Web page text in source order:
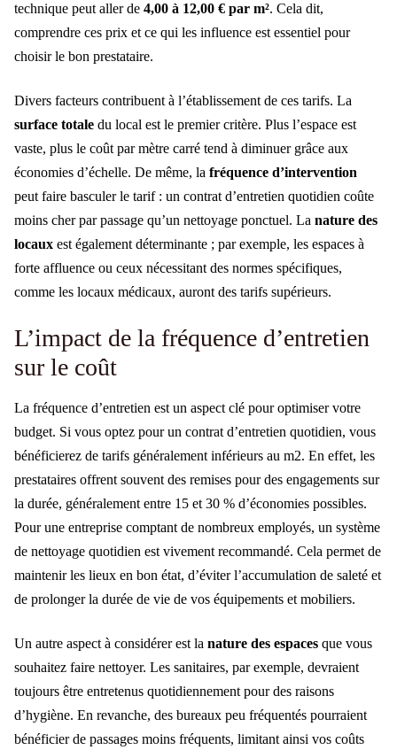
technique peut aller de 4,00 à 12,00 € par m². Cela dit,
comprendre ces prix et ce qui les influence est essentiel pour
choisir le bon prestataire.
Divers facteurs contribuent à l’établissement de ces tarifs. La
surface totale du local est le premier critère. Plus l’espace est
vaste, plus le coût par mètre carré tend à diminuer grâce aux
économies d’échelle. De même, la fréquence d’intervention
peut faire basculer le tarif : un contrat d’entretien quotidien coûte
moins cher par passage qu’un nettoyage ponctuel. La nature des
locaux est également déterminante ; par exemple, les espaces à
forte affluence ou ceux nécessitant des normes spécifiques,
comme les locaux médicaux, auront des tarifs supérieurs.
L’impact de la fréquence d’entretien
sur le coût
La fréquence d’entretien est un aspect clé pour optimiser votre
budget. Si vous optez pour un contrat d’entretien quotidien, vous
bénéficierez de tarifs généralement inférieurs au m2. En effet, les
prestataires offrent souvent des remises pour des engagements sur
la durée, généralement entre 15 et 30 % d’économies possibles.
Pour une entreprise comptant de nombreux employés, un système
de nettoyage quotidien est vivement recommandé. Cela permet de
maintenir les lieux en bon état, d’éviter l’accumulation de saleté et
de prolonger la durée de vie de vos équipements et mobiliers.
Un autre aspect à considérer est la nature des espaces que vous
souhaitez faire nettoyer. Les sanitaires, par exemple, devraient
toujours être entretenus quotidiennement pour des raisons
d’hygiène. En revanche, des bureaux peu fréquentés pourraient
bénéficier de passages moins fréquents, limitant ainsi vos coûts